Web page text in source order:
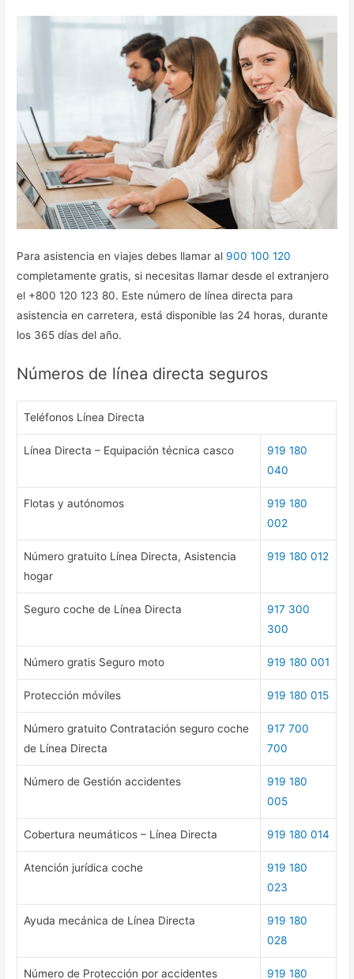
Para asistencia en viajes debes llamar al 900 100 120
completamente gratis, si necesitas llamar desde el extranjero
el +800 120 123 80. Este número de línea directa para
asistencia en carretera, está disponible las 24 horas, durante
los 365 días del año.
Números de línea directa seguros
Teléfonos Línea Directa
Línea Directa – Equipación técnica casco
919 180
040
Flotas y autónomos
919 180
002
Número gratuito Línea Directa, Asistencia
hogar
919 180 012
Seguro coche de Línea Directa
917 300
300
Número gratis Seguro moto 919 180 001
Protección móviles 919 180 015
Número gratuito Contratación seguro coche
de Línea Directa
917 700
700
Número de Gestión accidentes
919 180
005
Cobertura neumáticos – Línea Directa 919 180 014
Atención jurídica coche
919 180
023
Ayuda mecánica de Línea Directa
919 180
028
Número de Protección por accidentes 919 180